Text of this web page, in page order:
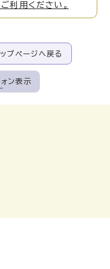
利用ください。
ップページへ戻る
ォン表示